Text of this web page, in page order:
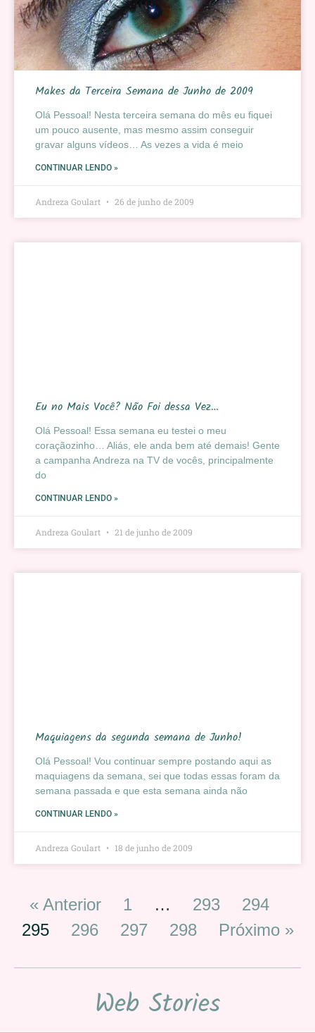
Makes da Terceira Semana de Junho de 2009
Olá Pessoal! Nesta terceira semana do mês eu fiquei
um pouco ausente, mas mesmo assim conseguir
gravar alguns vídeos… As vezes a vida é meio
CONTINUAR LENDO »
Andreza Goulart 26 de junho de 2009
Eu no Mais Você? Não Foi dessa Vez…
Olá Pessoal! Essa semana eu testei o meu
coraçãozinho… Aliás, ele anda bem até demais! Gente
a campanha Andreza na TV de vocês, principalmente
do
CONTINUAR LENDO »
Andreza Goulart 21 de junho de 2009
Maquiagens da segunda semana de Junho!
Olá Pessoal! Vou continuar sempre postando aqui as
maquiagens da semana, sei que todas essas foram da
semana passada e que esta semana ainda não
CONTINUAR LENDO »
Andreza Goulart 18 de junho de 2009
« Anterior 1 … 293
294
295
296 297 298 Próximo »
Web Stories